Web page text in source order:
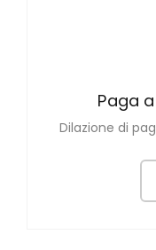
Paga
Dilazione di